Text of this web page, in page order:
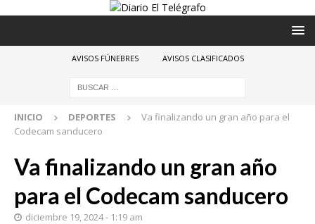
AVISOS FÚNEBRES AVISOS CLASIFICADOS
INICIO DEPORTES
Va finalizando un gran año para el
Codecam sanducero
Va finalizando un gran año
para el Codecam sanducero
diciembre 19, 2024 - 1:19 am